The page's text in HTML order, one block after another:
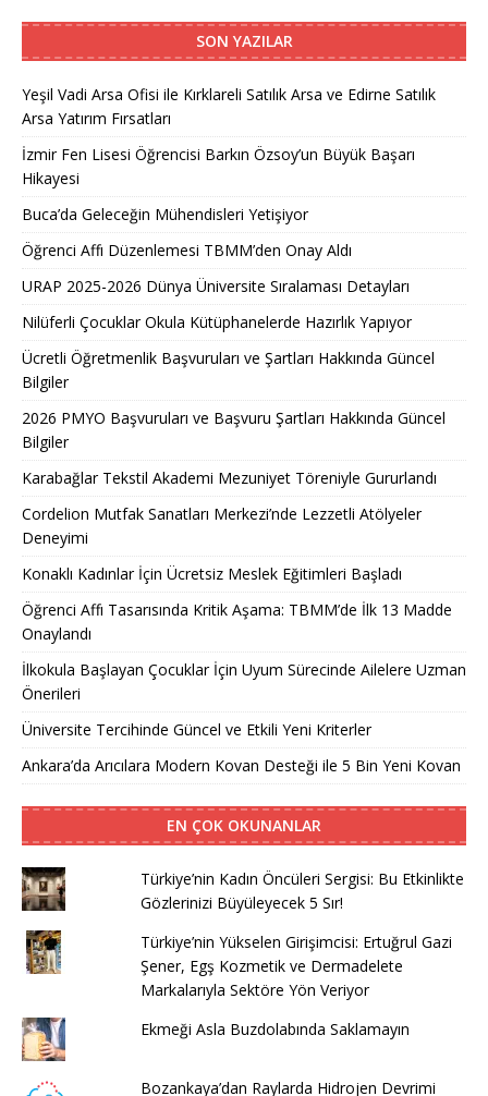
SON YAZILAR
Yeşil Vadi Arsa Ofisi ile Kırklareli Satılık Arsa ve Edirne Satılık
Arsa Yatırım Fırsatları
İzmir Fen Lisesi Öğrencisi Barkın Özsoy’un Büyük Başarı
Hikayesi
Buca’da Geleceğin Mühendisleri Yetişiyor
Öğrenci Affı Düzenlemesi TBMM’den Onay Aldı
URAP 2025-2026 Dünya Üniversite Sıralaması Detayları
Nilüferli Çocuklar Okula Kütüphanelerde Hazırlık Yapıyor
Ücretli Öğretmenlik Başvuruları ve Şartları Hakkında Güncel
Bilgiler
2026 PMYO Başvuruları ve Başvuru Şartları Hakkında Güncel
Bilgiler
Karabağlar Tekstil Akademi Mezuniyet Töreniyle Gururlandı
Cordelion Mutfak Sanatları Merkezi’nde Lezzetli Atölyeler
Deneyimi
Konaklı Kadınlar İçin Ücretsiz Meslek Eğitimleri Başladı
Öğrenci Affı Tasarısında Kritik Aşama: TBMM’de İlk 13 Madde
Onaylandı
İlkokula Başlayan Çocuklar İçin Uyum Sürecinde Ailelere Uzman
Önerileri
Üniversite Tercihinde Güncel ve Etkili Yeni Kriterler
Ankara’da Arıcılara Modern Kovan Desteği ile 5 Bin Yeni Kovan
EN ÇOK OKUNANLAR
Türkiye’nin Kadın Öncüleri Sergisi: Bu Etkinlikte
Gözlerinizi Büyüleyecek 5 Sır!
Türkiye’nin Yükselen Girişimcisi: Ertuğrul Gazi
Şener, Egş Kozmetik ve Dermadelete
Markalarıyla Sektöre Yön Veriyor
Ekmeği Asla Buzdolabında Saklamayın
Bozankaya’dan Raylarda Hidrojen Devrimi